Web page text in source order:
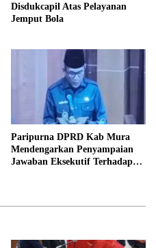
Disdukcapil Atas Pelayanan
Jemput Bola
Paripurna DPRD Kab Mura
Mendengarkan Penyampaian
Jawaban Eksekutif Terhadap